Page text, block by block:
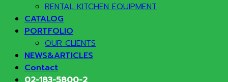
RENTAL KITCHEN EQUIPMENT
CATALOG
PORTFOLIO
OUR CLIENTS
NEWS&ARTICLES
Contact